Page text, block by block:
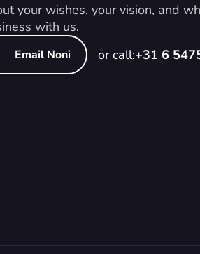
your wishes, your vision, and
with us.
Email Noni or call:+31 6